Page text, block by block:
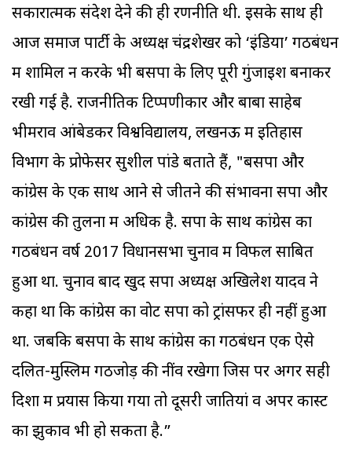
सकारात्मक संदेश देने की ही रणनीति थी. इसके साथ ही
आज समाज पार्टी के अध्यक्ष चंद्रशेखर को ‘इंडिया’ गठबंधन
में शामिल न करके भी बसपा के लिए पूरी गुंजाइश बनाकर
रखी गई है. राजनीतिक टिप्पणीकार और बाबा साहेब
भीमराव आंबेडकर विश्वविद्यालय, लखनऊ में इतिहास
विभाग के प्रोफेसर सुशील पांडे बताते हैं, "बसपा और
कांग्रेस के एक साथ आने से जीतने की संभावना सपा और
कांग्रेस की तुलना में अधिक है. सपा के साथ कांग्रेस का
गठबंधन वर्ष 2017 विधानसभा चुनाव में विफल साबित
हुआ था. चुनाव बाद खुद सपा अध्यक्ष अखिलेश यादव ने
कहा था कि कांग्रेस का वोट सपा को ट्रांसफर ही नहीं हुआ
था. जबकि बसपा के साथ कांग्रेस का गठबंधन एक ऐसे
दलित-मुस्ल‍िम गठजोड़ की नींव रखेगा जिस पर अगर सही
दिशा में प्रयास किया गया तो दूसरी जातियां व अपर कास्ट
का झुकाव भी हो सकता है.”